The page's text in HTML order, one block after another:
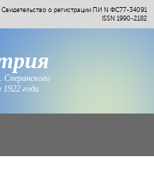
Свидетельство о регистрации ПИ N ФС77-34091
ISSN 1990-2182
1922 года